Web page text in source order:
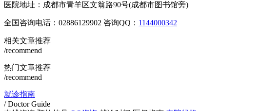
医院地址：成都市青羊区文翁路90号(成都市图书馆旁)
全国咨询电话： 02886129902 咨询QQ： 1144000342
相关文章推荐
/recommend
热门文章推荐
/recommend
就诊指南
/ Doctor Guide